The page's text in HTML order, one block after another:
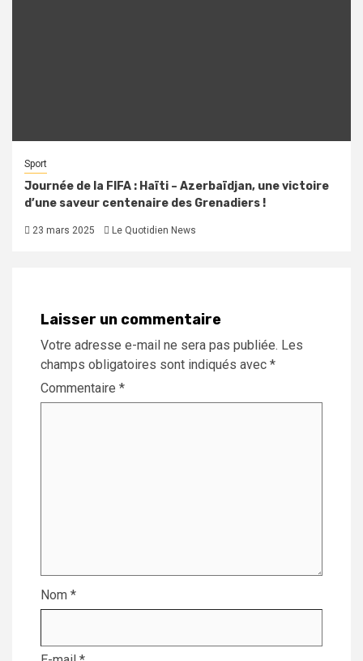
Sport
Journée de la FIFA : Haïti – Azerbaïdjan, une victoire
d’une saveur centenaire des Grenadiers !
23 mars 2025 Le Quotidien News
Laisser un commentaire
Votre adresse e-mail ne sera pas publiée. Les
champs obligatoires sont indiqués avec *
Commentaire *
Nom *